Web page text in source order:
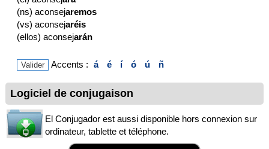
(ns) aconsejaremos
(vs) aconsejaréis
(ellos) aconsejarán
Accents : á é í ó ú ñ
Logiciel de conjugaison
El Conjugador est aussi disponible hors connexion sur
ordinateur, tablette et téléphone.